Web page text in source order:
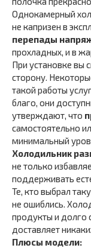
Однокамерный
не капризен в
перепады
прохладных, и в
При установке вы
сторону.
такой работы
благо, они
утверждают, что
самостоятельно
минимальный
Холодильник
не только
поддерживать
Те, кто выбрал
не ошиблись.
продукты и долго
доставляет
Плюсы модели: